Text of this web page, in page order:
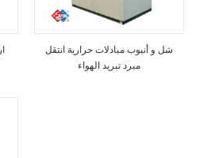
شل و أنبوب مبادلات حرارية انتقل
مبرد تبريد الهواء